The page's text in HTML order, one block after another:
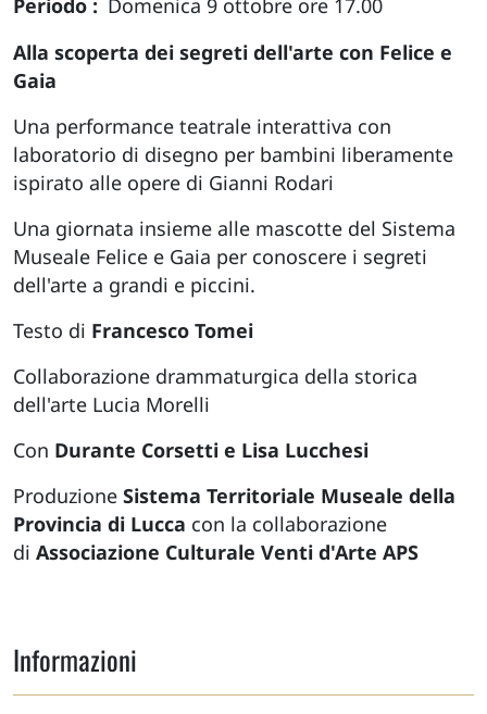
Alla scoperta dei segreti dell'arte con Felice e
Gaia
Una performance teatrale interattiva con
laboratorio di disegno per bambini liberamente
ispirato alle opere di Gianni Rodari
Una giornata insieme alle mascotte del Sistema
Museale Felice e Gaia per conoscere i segreti
dell'arte a grandi e piccini.
Testo di Francesco Tomei
Collaborazione drammaturgica della storica
dell'arte Lucia Morelli
Con Durante Corsetti e Lisa Lucchesi
Produzione Sistema Territoriale Museale della
Provincia di Lucca con la collaborazione
di Associazione Culturale Venti d'Arte APS
Informazioni